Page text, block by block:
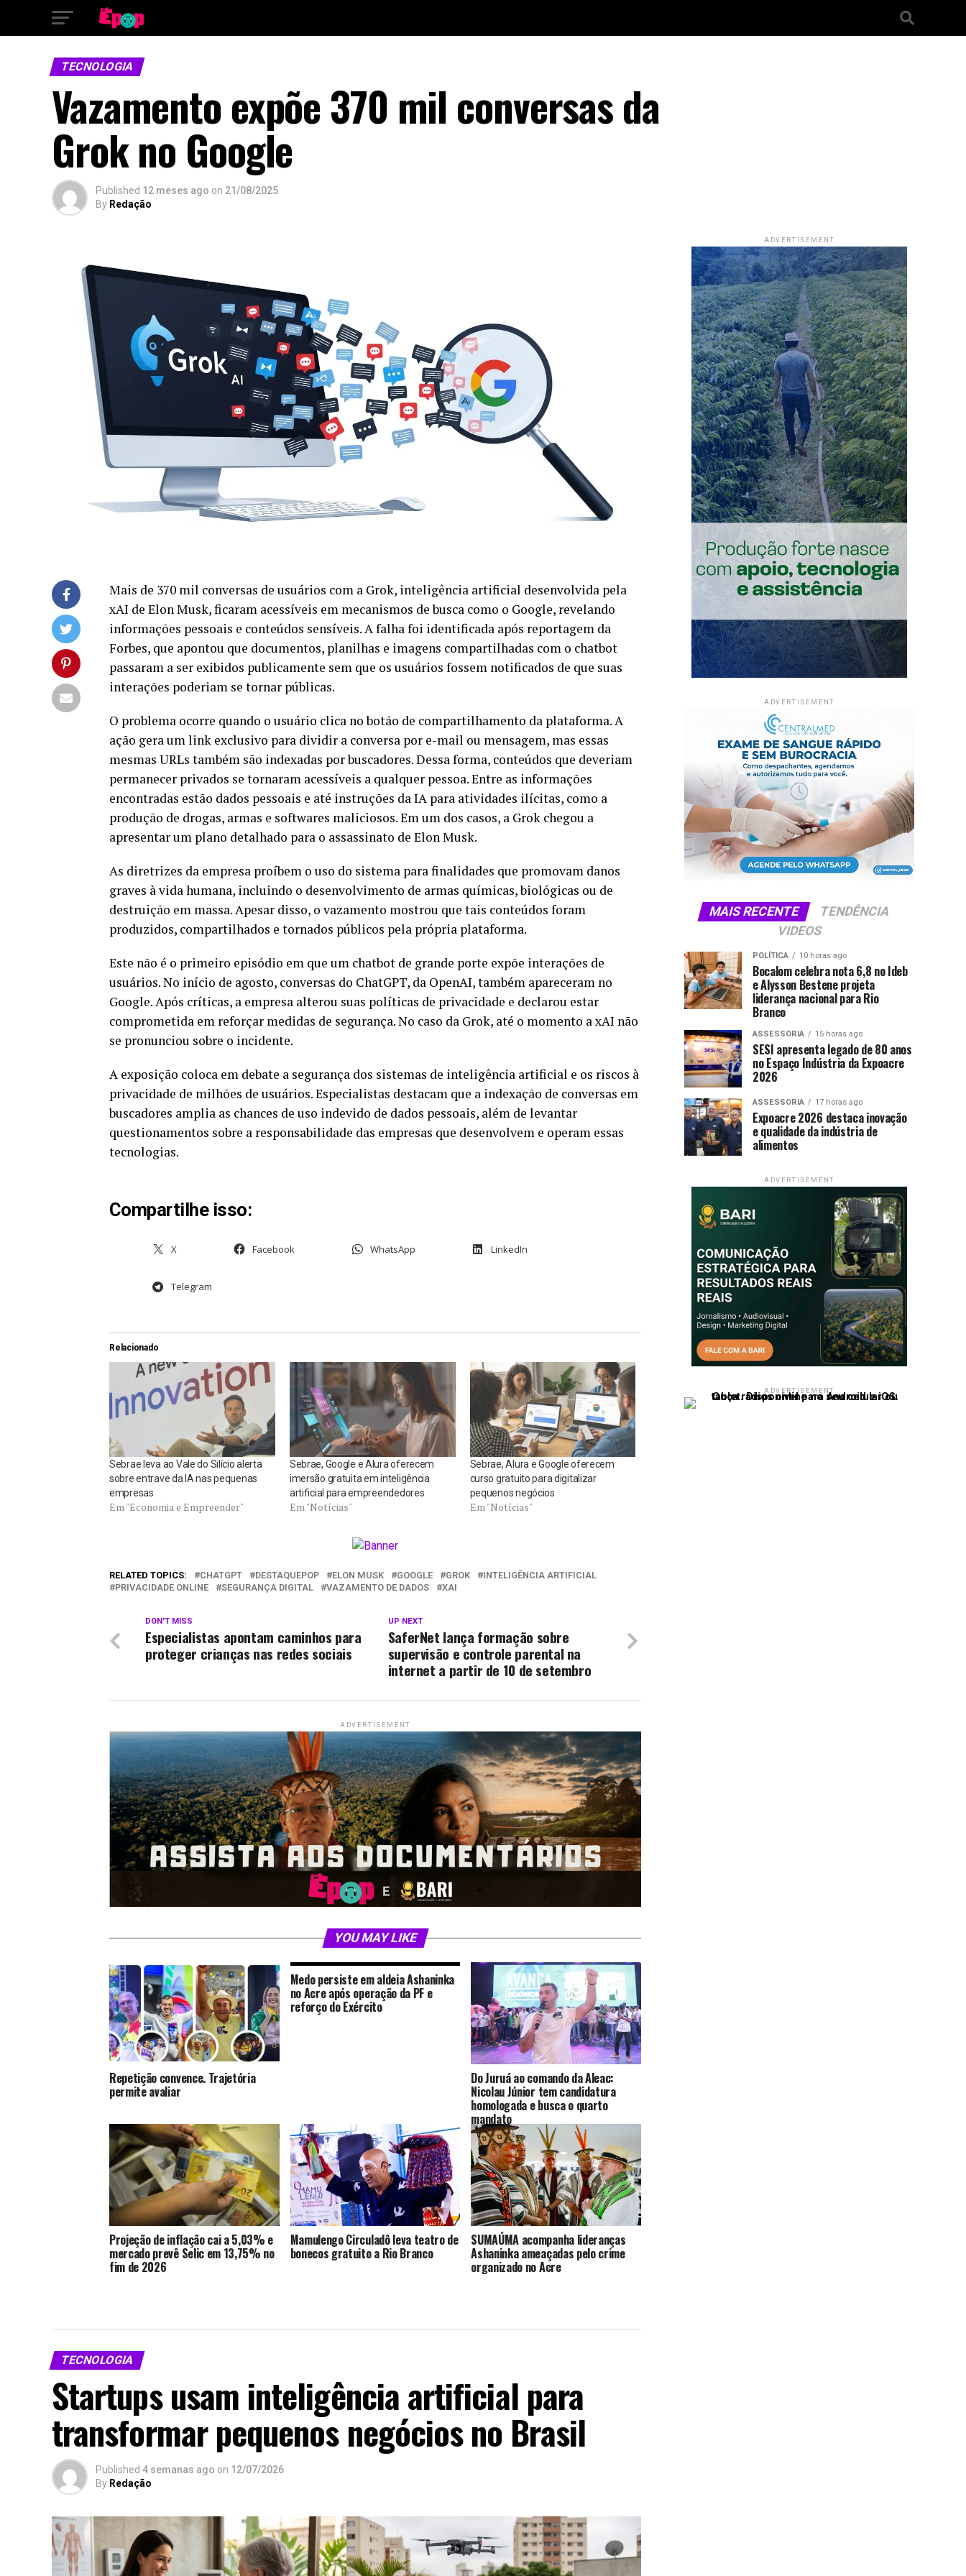
TECNOLOGIA
Vazamento expõe 370 mil conversas da
Grok no Google
Published 12 meses ago on 21/08/2025
By Redação
Mais de 370 mil conversas de usuários com a Grok, inteligência artificial desenvolvida pela
xAI de Elon Musk, ficaram acessíveis em mecanismos de busca como o Google, revelando
informações pessoais e conteúdos sensíveis. A falha foi identificada após reportagem da
Forbes, que apontou que documentos, planilhas e imagens compartilhadas com o chatbot
passaram a ser exibidos publicamente sem que os usuários fossem notificados de que suas
interações poderiam se tornar públicas.
O problema ocorre quando o usuário clica no botão de compartilhamento da plataforma. A
ação gera um link exclusivo para dividir a conversa por e-mail ou mensagem, mas essas
mesmas URLs também são indexadas por buscadores. Dessa forma, conteúdos que deveriam
permanecer privados se tornaram acessíveis a qualquer pessoa. Entre as informações
encontradas estão dados pessoais e até instruções da IA para atividades ilícitas, como a
produção de drogas, armas e softwares maliciosos. Em um dos casos, a Grok chegou a
apresentar um plano detalhado para o assassinato de Elon Musk.
As diretrizes da empresa proíbem o uso do sistema para finalidades que promovam danos
graves à vida humana, incluindo o desenvolvimento de armas químicas, biológicas ou de
destruição em massa. Apesar disso, o vazamento mostrou que tais conteúdos foram
produzidos, compartilhados e tornados públicos pela própria plataforma.
Este não é o primeiro episódio em que um chatbot de grande porte expõe interações de
usuários. No início de agosto, conversas do ChatGPT, da OpenAI, também apareceram no
Google. Após críticas, a empresa alterou suas políticas de privacidade e declarou estar
comprometida em reforçar medidas de segurança. No caso da Grok, até o momento a xAI não
se pronunciou sobre o incidente.
A exposição coloca em debate a segurança dos sistemas de inteligência artificial e os riscos à
privacidade de milhões de usuários. Especialistas destacam que a indexação de conversas em
buscadores amplia as chances de uso indevido de dados pessoais, além de levantar
questionamentos sobre a responsabilidade das empresas que desenvolvem e operam essas
tecnologias.
Compartilhe isso:
X Facebook WhatsApp LinkedIn
Telegram
Relacionado
Sebrae leva ao Vale do Silício alerta
sobre entrave da IA nas pequenas
empresas
Em "Economia e Empreender"
Sebrae, Google e Alura oferecem
imersão gratuita em inteligência
artificial para empreendedores
Em "Notícias"
Sebrae, Alura e Google oferecem
curso gratuito para digitalizar
pequenos negócios
Em "Notícias"
RELATED TOPICS: CHATGPT DESTAQUEPOP ELON MUSK GOOGLE GROK
INTELIGÊNCIA ARTIFICIAL
PRIVACIDADE ONLINE
SEGURANÇA DIGITAL VAZAMENTO DE DADOS XAI
UP NEXT
SaferNet lança formação sobre
supervisão e controle parental na
internet a partir de 10 de setembro
DON'T MISS
Especialistas apontam caminhos para
proteger crianças nas redes sociais
ADVERTISEMENT
YOU MAY LIKE
Repetição convence. Trajetória
permite avaliar
Medo persiste em aldeia Ashaninka
no Acre após operação da PF e
reforço do Exército
Do Juruá ao comando da Aleac:
Nicolau Júnior tem candidatura
homologada e busca o quarto
mandato
Projeção de inflação cai a 5,03% e
mercado prevê Selic em 13,75% no
fim de 2026
Mamulengo Circuladô leva teatro de
bonecos gratuito a Rio Branco
SUMAÚMA acompanha lideranças
Ashaninka ameaçadas pelo crime
organizado no Acre
TECNOLOGIA
Startups usam inteligência artificial para
transformar pequenos negócios no Brasil
Published 4 semanas ago on 12/07/2026
By Redação
ADVERTISEMENT
ADVERTISEMENT
MAIS RECENTE
TENDÊNCIA
VIDEOS
POLÍTICA 10 horas ago
Bocalom celebra nota 6,8 no Ideb
e Alysson Bestene projeta
liderança nacional para Rio
Branco
ASSESSORIA 15 horas ago
SESI apresenta legado de 80 anos
no Espaço Indústria da Expoacre
2026
ASSESSORIA 17 horas ago
Expoacre 2026 destaca inovação
e qualidade da indústria de
alimentos
ADVERTISEMENT
ADVERTISEMENT